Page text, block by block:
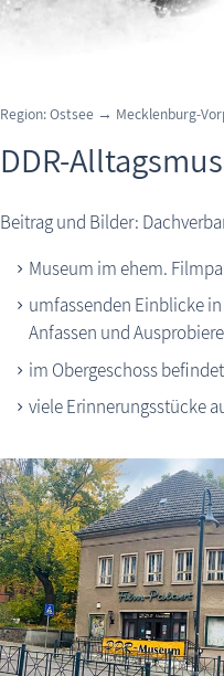
Region: Ostsee → Mecklenburg-
DDR-
Beitrag und Bilder:
Museum im ehem.
umfassenden Einblicke
Anfassen und
im Obergeschoss
viele Erinnerungsstücke